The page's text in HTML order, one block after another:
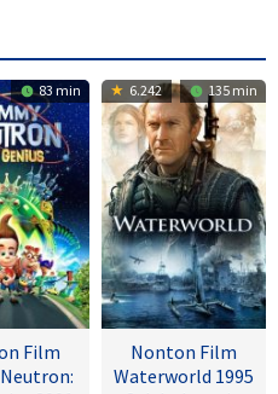
83 min
Film
6.242 135 min
Nonton Film
Waterworld 1995